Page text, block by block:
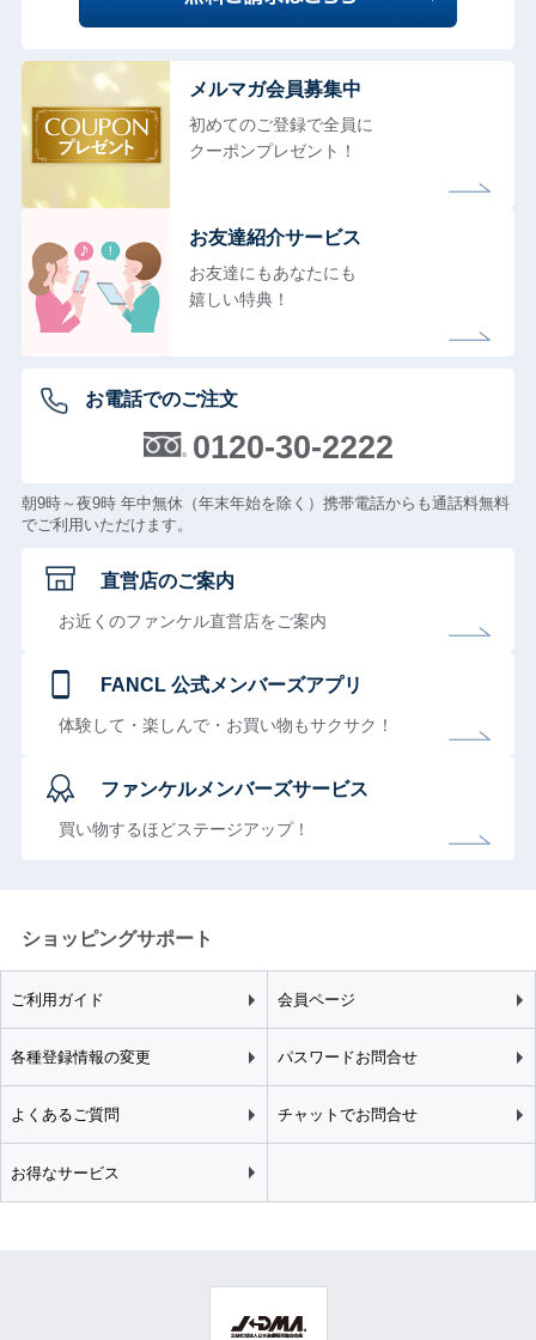
メルマガ会員募集中
初めてのご登録で全員に
クーポンプレゼント！
お友達紹介サービス
お友達にもあなたにも
嬉しい特典！
お電話でのご注文
0120-30-2222
朝9時～夜9時 年中無休（年末年始を除く）携帯電話からも通話料無料
でご利用いただけます。
直営店のご案内
お近くのファンケル直営店をご案内
FANCL 公式メンバーズアプリ
体験して・楽しんで・お買い物もサクサク！
ファンケルメンバーズサービス
買い物するほどステージアップ！
ショッピングサポート
ご利用ガイド 会員ページ
各種登録情報の変更 パスワードお問合せ
よくあるご質問 チャットでお問合せ
お得なサービス